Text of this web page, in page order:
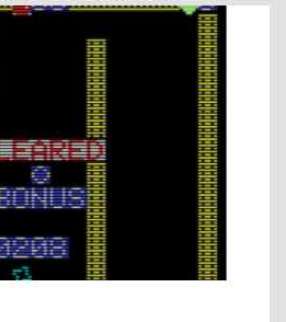
l
y
d
i
ff
i